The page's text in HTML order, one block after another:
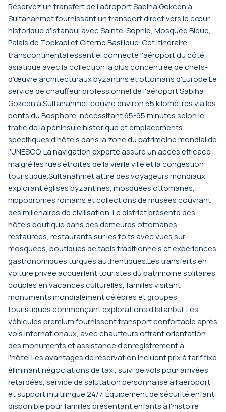
Réservez un transfert de l'aéroport Sabiha Gokcen à
Sultanahmet fournissant un transport direct vers le cœur
historique d'Istanbul avec Sainte-Sophie, Mosquée Bleue,
Palais de Topkapi et Citerne Basilique. Cet itinéraire
transcontinental essentiel connecte l'aéroport du côté
asiatique avec la collection la plus concentrée de chefs-
d'œuvre architecturaux byzantins et ottomans d'Europe.Le
service de chauffeur professionnel de l'aéroport Sabiha
Gokcen à Sultanahmet couvre environ 55 kilomètres via les
ponts du Bosphore, nécessitant 65-95 minutes selon le
trafic de la péninsule historique et emplacements
spécifiques d'hôtels dans la zone du patrimoine mondial de
l'UNESCO. La navigation experte assure un accès efficace
malgré les rues étroites de la vieille ville et la congestion
touristique.Sultanahmet attire des voyageurs mondiaux
explorant églises byzantines, mosquées ottomanes,
hippodromes romains et collections de musées couvrant
des millénaires de civilisation. Le district présente des
hôtels boutique dans des demeures ottomanes
restaurées, restaurants sur les toits avec vues sur
mosquées, boutiques de tapis traditionnels et expériences
gastronomiques turques authentiques.Les transferts en
voiture privée accueillent touristes du patrimoine solitaires,
couples en vacances culturelles, familles visitant
monuments mondialement célèbres et groupes
touristiques commençant explorations d'Istanbul. Les
véhicules premium fournissent transport confortable après
vols internationaux, avec chauffeurs offrant orientation
des monuments et assistance d'enregistrement à
l'hôtel.Les avantages de réservation incluent prix à tarif fixe
éliminant négociations de taxi, suivi de vols pour arrivées
retardées, service de salutation personnalisé à l'aéroport
et support multilingue 24/7. Équipement de sécurité enfant
disponible pour familles présentant enfants à l'histoire